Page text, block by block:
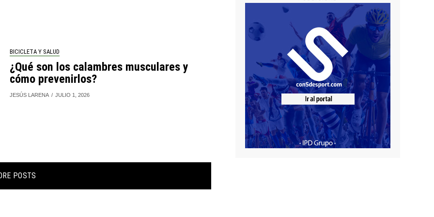
BICICLETA Y SALUD
¿Qué son los calambres musculares y
cómo prevenirlos?
JESÚS LARENA JULIO 1, 2026
POSTS